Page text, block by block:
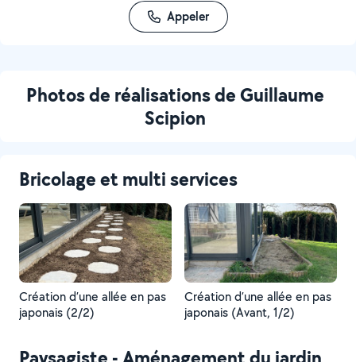
Appeler
Photos de réalisations de Guillaume
Scipion
Bricolage et multi services
Création d’une allée en pas
japonais (2/2)
Création d’une allée en pas
japonais (Avant, 1/2)